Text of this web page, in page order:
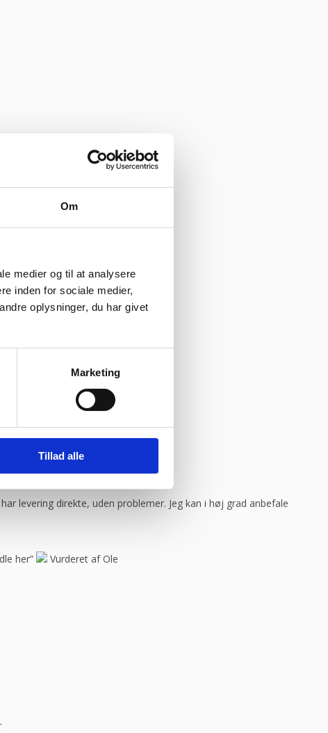
Om
medier og til at analysere
inden for sociale medier,
oplysninger, du har givet
Marketing
Tillad alle
weekend”
levering direkte, uden problemer. Jeg kan i høj grad anbefale
her”
Vurderet af Ole